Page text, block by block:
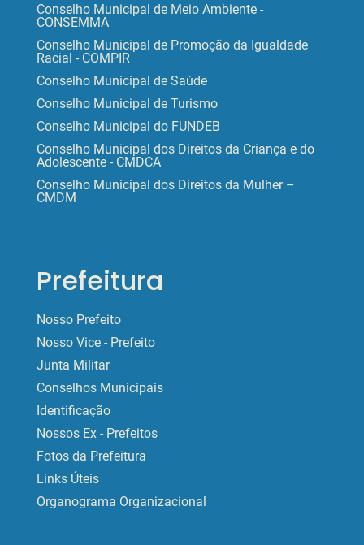
Conselho Municipal de Meio Ambiente -
CONSEMMA
Conselho Municipal de Promoção da Igualdade
Racial - COMPIR
Conselho Municipal de Saúde
Conselho Municipal de Turismo
Conselho Municipal do FUNDEB
Conselho Municipal dos Direitos da Criança e do
Adolescente - CMDCA
Conselho Municipal dos Direitos da Mulher –
CMDM
Prefeitura
Nosso Prefeito
Nosso Vice - Prefeito
Junta Militar
Conselhos Municipais
Identificação
Nossos Ex - Prefeitos
Fotos da Prefeitura
Links Úteis
Organograma Organizacional